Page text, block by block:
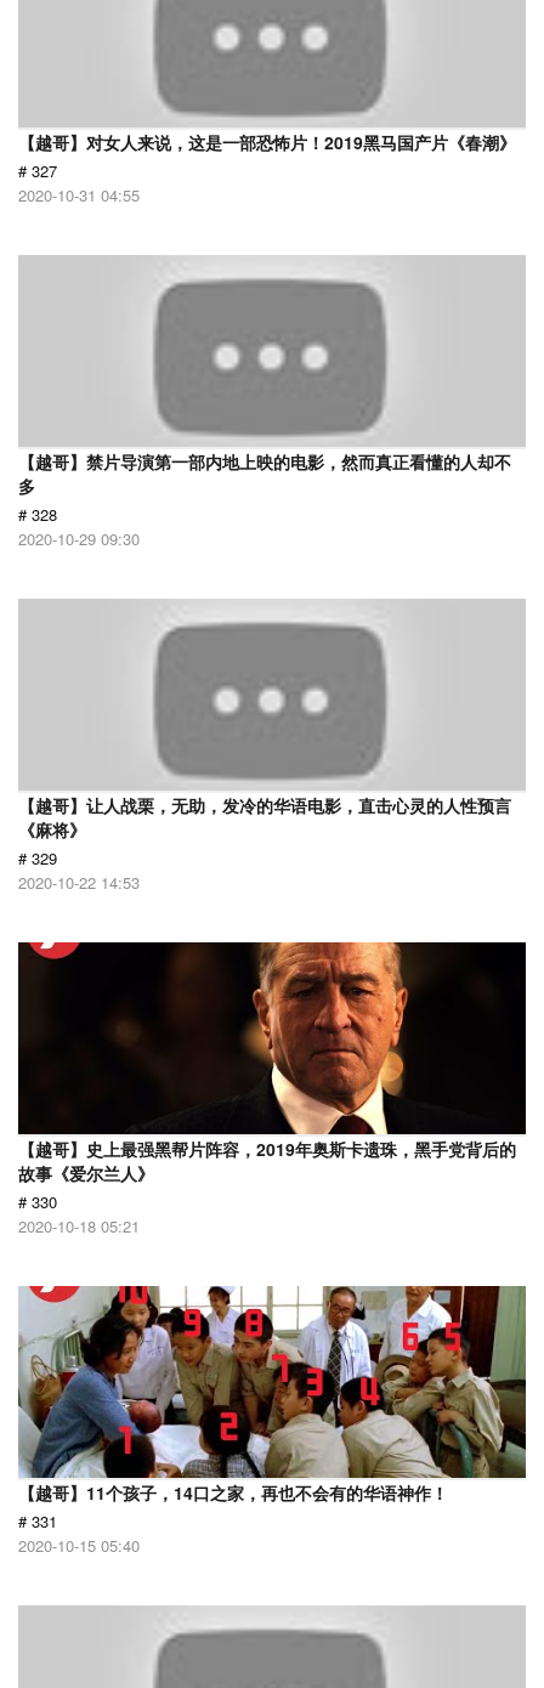
【越哥】对女人来说，这是一部恐怖片！2019黑马国产片《春潮》
# 327
2020-10-31 04:55
【越哥】禁片导演第一部内地上映的电影，然而真正看懂的人却不
多
# 328
2020-10-29 09:30
【越哥】让人战栗，无助，发冷的华语电影，直击心灵的人性预言
《麻将》
# 329
2020-10-22 14:53
【越哥】史上最强黑帮片阵容，2019年奥斯卡遗珠，黑手党背后的
故事《爱尔兰人》
# 330
2020-10-18 05:21
【越哥】11个孩子，14口之家，再也不会有的华语神作！
# 331
2020-10-15 05:40